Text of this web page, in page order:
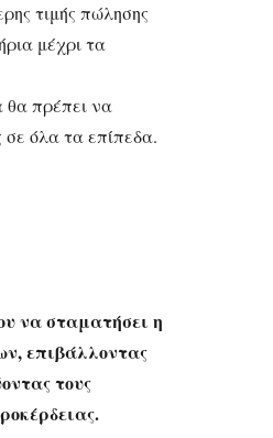
τιμής πώλησης
μέχρι τα
θα πρέπει να
σε όλα τα επίπεδα.
να σταματήσει η
επιβάλλοντας
τους